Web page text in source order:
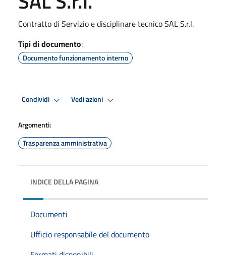
Contratto di Servizio e disciplinare tecnico SAL S.r.l.
Tipi di documento:
Documento funzionamento interno
Condividi Vedi azioni
Argomenti:
Trasparenza amministrativa
INDICE DELLA PAGINA
Documenti
Ufficio responsabile del documento